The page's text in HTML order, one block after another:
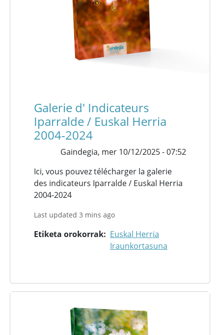
Galerie d' Indicateurs
Iparralde / Euskal Herria
2004-2024
Gaindegia, mer 10/12/2025 - 07:52
Ici, vous pouvez télécharger la galerie
des indicateurs Iparralde / Euskal Herria
2004-2024
Last updated 3 mins ago
Etiketa orokorrak
Euskal Herria
Iraunkortasuna